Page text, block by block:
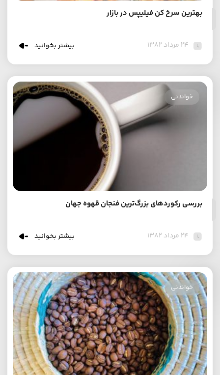
بهترین سرخ کن فیلیپس در بازار
۲۴ مرداد ۱۳۸۲ بیشتر بخوانید
خواندنی
بررسی رکوردهای بزرگ‌ترین فنجان قهوه جهان
۲۴ مرداد ۱۳۸۲ بیشتر بخوانید
خواندنی